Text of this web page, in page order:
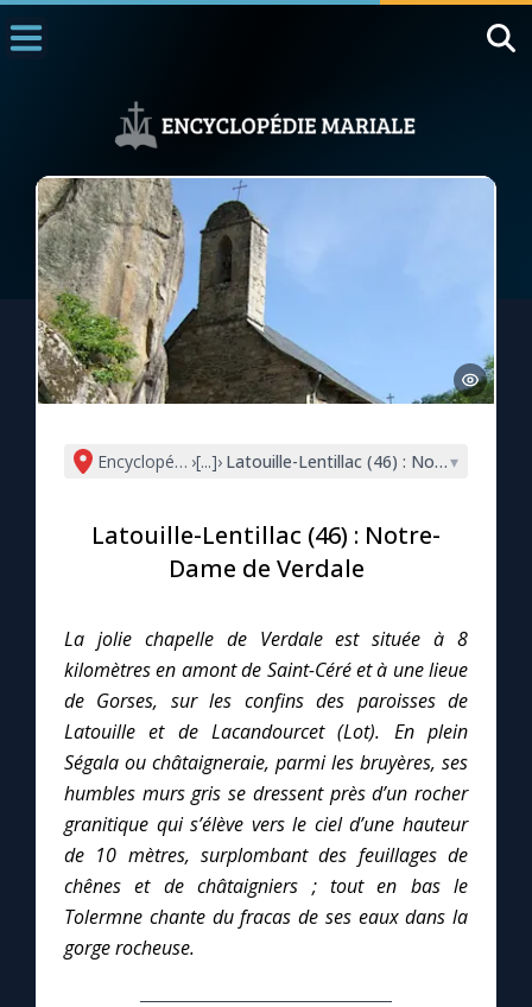
1000 Raisons de Croire
L'actualité de la semaine
La chaîne Youtube
La newsletter
La vidéo de la semaine
Le magazine
Le site internet
Questions-réponses
Prier au quotidien
Avec Thérèse de Lisieux
L'Évangile chaque jour
Encyclopédie mariale
›[...]› Latouille-Lentillac (46) : Notre-Dame
▾
Latouille-Lentillac (46) : Notre-
Dame de Verdale
La jolie chapelle de Verdale est située à 8
kilomètres en amont de Saint-Céré et à une lieue
de Gorses, sur les confins des paroisses de
Latouille et de Lacandourcet (Lot). En plein
Ségala ou châtaigneraie, parmi les bruyères, ses
humbles murs gris se dressent près d’un rocher
granitique qui s’élève vers le ciel d’une hauteur
de 10 mètres, surplombant des feuillages de
chênes et de châtaigniers ; tout en bas le
Tolermne chante du fracas de ses eaux dans la
gorge rocheuse.